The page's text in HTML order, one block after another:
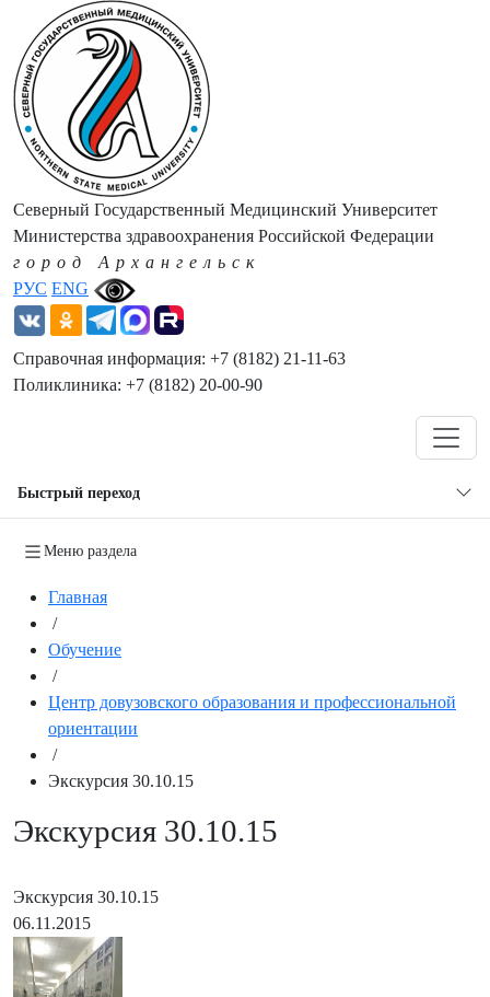
РУС ENG
Северный Государственный Медицинский Университет
Министерства здравоохранения Российской Федерации
город Архангельск
Справочная информация: +7 (8182) 21-11-63
Поликлиника: +7 (8182) 20-00-90
Быстрый переход
Меню раздела
Главная
/
Обучение
/
Центр довузовского образования и профессиональной
ориентации
/
Экскурсия 30.10.15
Экскурсия 30.10.15
Экскурсия 30.10.15
06.11.2015